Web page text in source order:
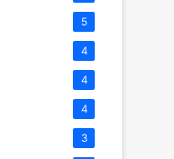
5
4
4
4
3